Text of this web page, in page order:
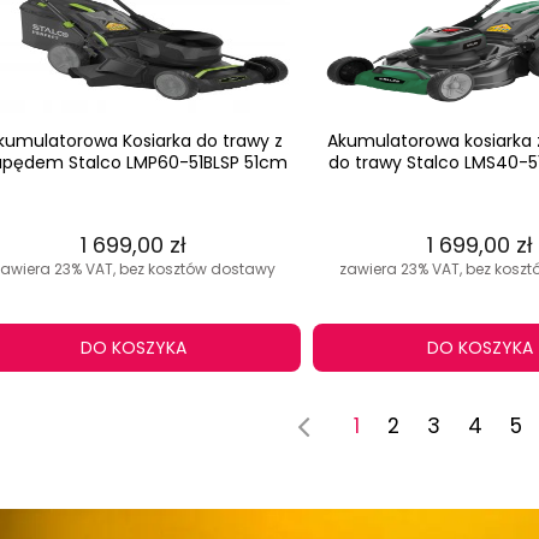
Kosiarka do trawy z
Stalco LMP60-51BLSP 51cm
1 699,00 zł
23% VAT, bez kosztów dostawy
DO KOSZYKA
Akumulatorowa
do trawy Stalco LMS40-
1 699,00 zł
zawiera 23% VAT, bez
DO KOSZYKA
1 2 3 4 5